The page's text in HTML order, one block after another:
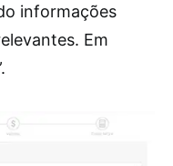
informações
Em